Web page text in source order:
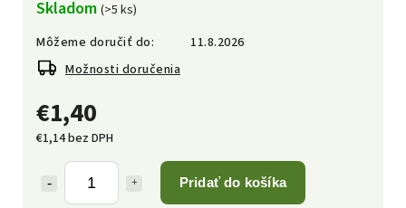
€1,40
€1,14 bez DPH
Pridať do košíka
Skladom (>5 ks)
Môžeme doručiť do:
11.8.2026
Možnosti doručenia